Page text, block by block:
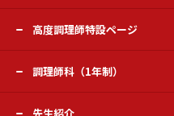
高度調理師特設ページ
調理師科（1年制）